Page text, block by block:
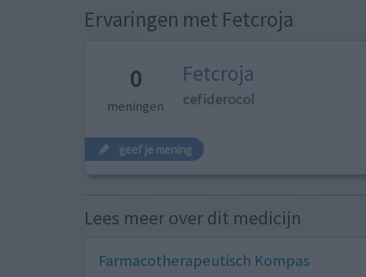
Ervaringen met Fetcroja
0
meningen
Fetcroja
cefiderocol
geef je mening
Lees meer over dit medicijn
Farmacotherapeutisch Kompas